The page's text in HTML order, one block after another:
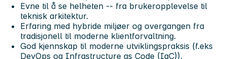
Evne til å se helheten -- fra brukeropplevelse til
teknisk arkitektur.
Erfaring med hybride miljøer og overgangen fra
tradisjonell til moderne klientforvaltning.
God kjennskap til moderne utviklingspraksis (f.eks
DevOps og Infrastructure as Code (IaC)).